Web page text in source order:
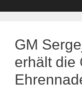
GM
erhält die